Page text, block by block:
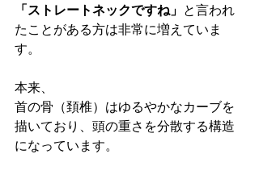
「ストレートネックですね」 と言われ
たことがある方は非常に増えていま
す。
本来、
首の骨（頚椎）はゆるやかなカーブを
描いており、頭の重さを分散する構造
になっています。